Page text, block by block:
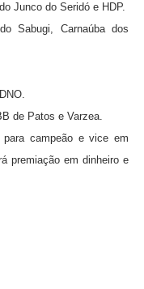
Junco do Seridó e HDP.
Sabugi, Carnaúba dos
de Patos e Varzea.
campeão e vice em
premiação em dinheiro e